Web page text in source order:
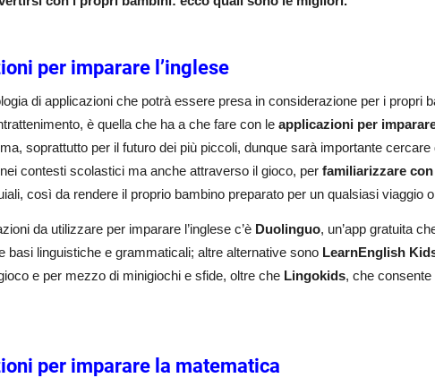
per imparare l’inglese
di applicazioni che potrà essere presa in considerazione per i propri
è quella che ha a che fare con leapplicazioni per
soprattutto per il futuro dei più piccoli, dunque sarà importante cercare
contesti scolastici ma anche attraverso il gioco, perfamiliarizzare
così da rendere il proprio bambino preparato per un qualsiasi viaggio
da utilizzare per imparare l’inglese c’è Duolinguo, un’app gratuita
basi linguistiche e grammaticali; altre alternative sono LearnEnglish
e per mezzo di minigiochi e sfide, oltre che Lingokids, che
per imparare la matematica